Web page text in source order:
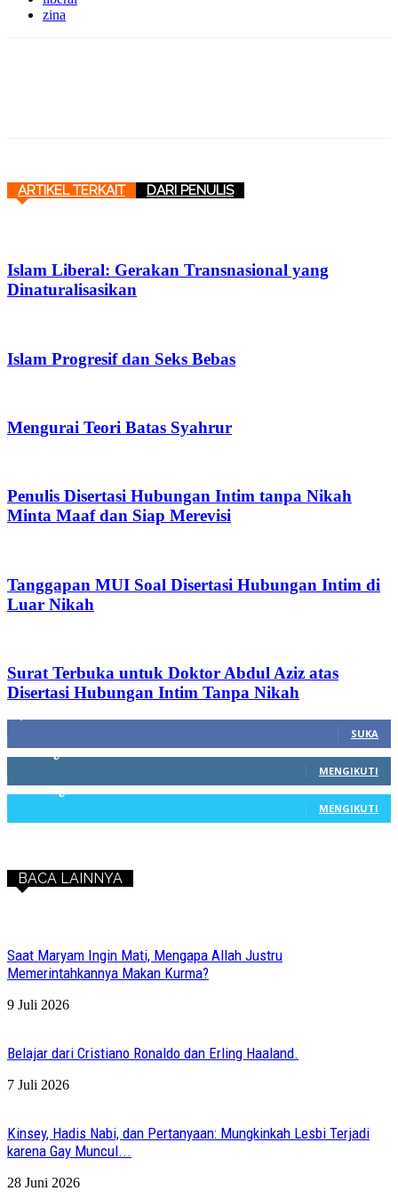
zina
ARTIKEL TERKAIT DARI PENULIS
Islam Liberal: Gerakan Transnasional yang
Dinaturalisasikan
Islam Progresif dan Seks Bebas
Mengurai Teori Batas Syahrur
Penulis Disertasi Hubungan Intim tanpa Nikah
Minta Maaf dan Siap Merevisi
Tanggapan MUI Soal Disertasi Hubungan Intim di
Luar Nikah
Surat Terbuka untuk Doktor Abdul Aziz atas
Disertasi Hubungan Intim Tanpa Nikah
SUKA
MENGIKUTI
MENGIKUTI
BACA LAINNYA
Saat Maryam Ingin Mati, Mengapa Allah Justru
Memerintahkannya Makan Kurma?
9 Juli 2026
Belajar dari Cristiano Ronaldo dan Erling Haaland.
7 Juli 2026
Kinsey, Hadis Nabi, dan Pertanyaan: Mungkinkah Lesbi Terjadi
karena Gay Muncul...
28 Juni 2026